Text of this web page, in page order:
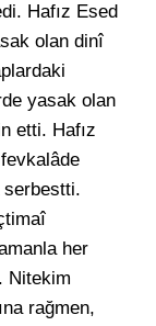
Hafız Esed
olan dinî
yasak olan
etti. Hafız
serbestti.
her
Nitekim
rağmen,